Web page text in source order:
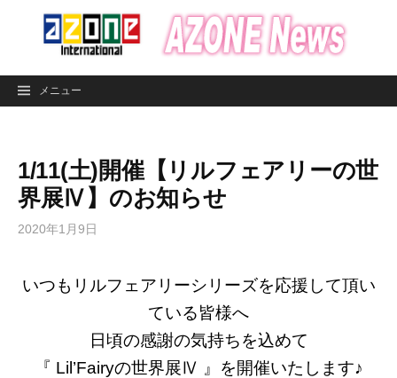
ン
メニュー
1/11(土)開催【リルフェアリーの世
界展Ⅳ】のお知らせ
2020年1月9日
いつもリルフェアリーシリーズを応援して頂い
ている皆様へ
日頃の感謝の気持ちを込めて
『 Lil’Fairyの世界展Ⅳ 』を開催いたします♪